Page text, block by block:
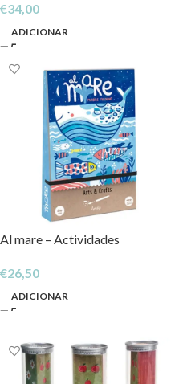
€34,00
ADICIONAR
Al mare – Actividades
€26,50
ADICIONAR